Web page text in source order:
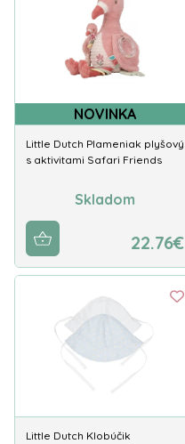
NOVINKA
Little Dutch Plameniak plyšový
s aktivitami Safari Friends
Skladom
22.76€
Little Dutch Klobúčik